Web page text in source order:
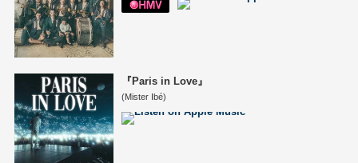
『Paris in Love』
(Mister Ibé)